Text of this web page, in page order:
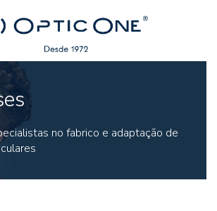
no fabrico e adaptação de